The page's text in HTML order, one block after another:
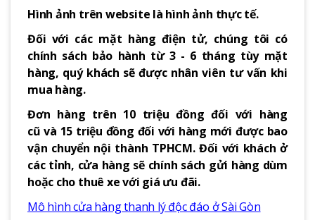
Hình ảnh trên website là hình ảnh thực tế.
Đối với các mặt hàng điện tử, chúng tôi có
chính sách bảo hành từ 3 - 6 tháng tùy mặt
hàng, quý khách sẽ được nhân viên tư vấn khi
mua hàng.
Đơn hàng trên 10 triệu đồng đối với hàng
cũ và 15 triệu đồng đối với hàng mới được bao
vận chuyển nội thành TPHCM. Đối với khách ở
các tỉnh, cửa hàng sẽ chính sách gửi hàng dùm
hoặc cho thuê xe với giá ưu đãi.
Mô hình cửa hàng thanh lý độc đáo ở Sài Gòn